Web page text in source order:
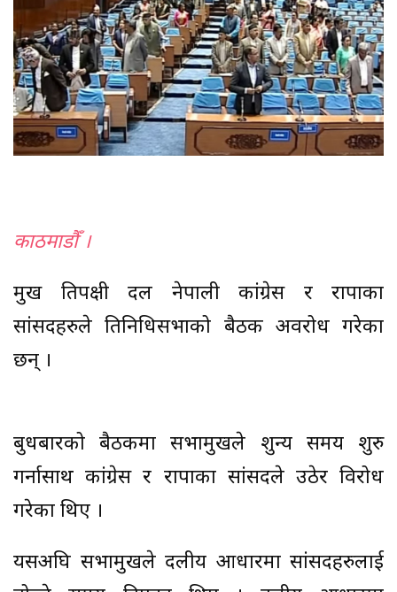
काठमाडौँ ।
प्रमुख प्रतिपक्षी दल नेपाली कांग्रेस र राप्रपाका
सांसदहरुले प्रतिनिधिसभाको बैठक अवरोध गरेका
छन् ।
बुधबारको बैठकमा सभामुखले शुन्य समय शुरु
गर्नासाथ कांग्रेस र राप्रपाका सांसदले उठेर विरोध
गरेका थिए ।
यसअघि सभामुखले दलीय आधारमा सांसदहरुलाई